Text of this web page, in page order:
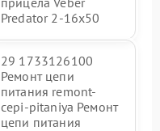
Predator 2-16x50
29 1733126100
Ремонт цепи
питания remont-
cepi-pitaniya Ремонт
цепи питания